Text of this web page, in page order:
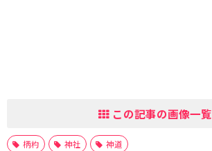
この記事の画像一覧
柄杓 神社 神道